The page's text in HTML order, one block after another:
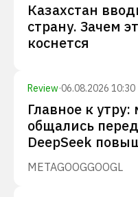
Казахстан
страну. Зачем
коснется
Review·06.08.2026 10:30
Главное к
общались
DeepSeek
METAGOOGGOOGL